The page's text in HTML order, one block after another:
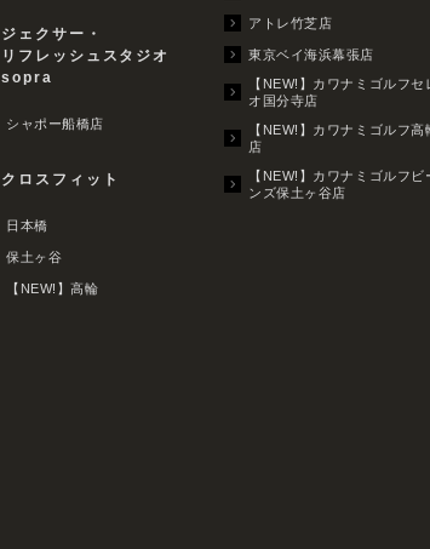
ジェクサー・
リフレッシュスタジオ
sopra
シャポー船橋店
クロスフィット
日本橋
保土ヶ谷
【NEW!】高輪
アトレ竹芝店
東京ベイ海浜幕張店
【NEW!】カワナミゴルフセ
オ国分寺店
【NEW!】カワナミゴルフ高
店
【NEW!】カワナミゴルフビ
ンズ保土ヶ谷店